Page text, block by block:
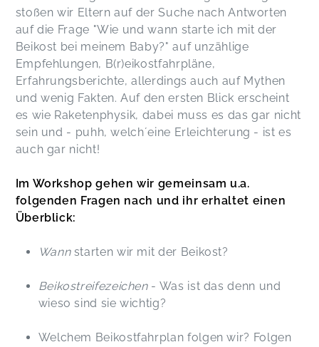
stoßen wir Eltern auf der Suche nach Antworten
auf die Frage "Wie und wann starte ich mit der
Beikost bei meinem Baby?" auf unzählige
Empfehlungen, B(r)eikostfahrpläne,
Erfahrungsberichte, allerdings auch auf Mythen
und wenig Fakten. Auf den ersten Blick erscheint
es wie Raketenphysik, dabei muss es das gar nicht
sein und - puhh, welch´eine Erleichterung - ist es
auch gar nicht!
Im Workshop gehen wir gemeinsam u.a.
folgenden Fragen nach und ihr erhaltet einen
Überblick:
Wannstarten wir mit der Beikost?
Beikostreifezeichen- Was ist das denn und
wieso sind sie wichtig?
Welchem Beikostfahrplan folgen wir? Folgen